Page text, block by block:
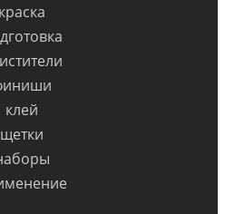
краска
клей
щетки